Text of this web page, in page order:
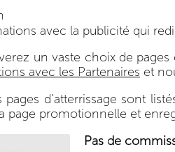
avec la publicité qui
un vaste choix de
avec les Partenaires et
d’atterrissage sont
page promotionnelle et
Pas de